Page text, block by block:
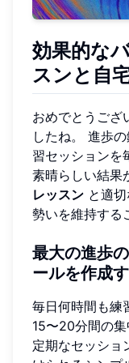
効果的な
スンと自
おめでとうござ
したね。 進歩
習セッションを
素晴らしい結
レッスン と適
勢いを維持する
最大の進歩
ールを作成
毎日何時間も練
15〜20分間の
定期なセッショ